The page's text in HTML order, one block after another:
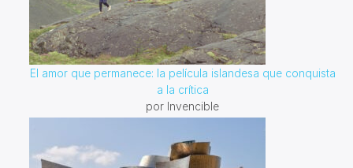
El amor que permanece: la película islandesa que conquista
a la crítica
por Invencible